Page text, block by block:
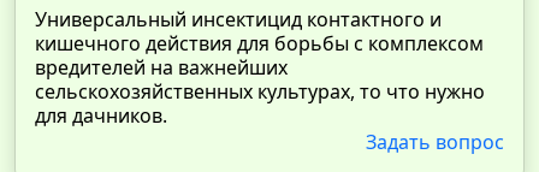
Универсальный инсектицид контактного и
кишечного действия для борьбы с комплексом
вредителей на важнейших
сельскохозяйственных культурах, то что нужно
для дачников.
Задать вопрос